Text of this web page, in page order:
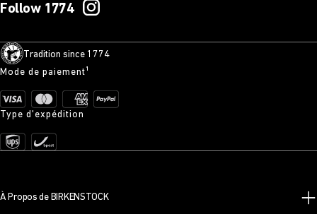
Follow 1774
Tradition since 1774
Mode de paiement¹
Type d'expédition
À Propos de BIRKENSTOCK